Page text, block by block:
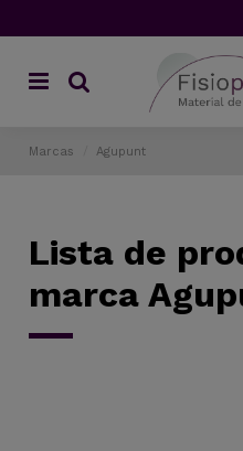
Marcas Agupunt
Lista de
marca